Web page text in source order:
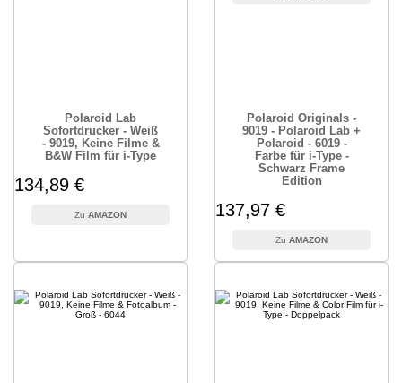
Polaroid Lab
Sofortdrucker - Weiß
- 9019, Keine Filme &
B&W Film für i-Type
134,89 €
AMAZON
Polaroid Originals -
9019 - Polaroid Lab +
Polaroid - 6019 -
Farbe für i-Type -
Schwarz Frame
Edition
137,97 €
AMAZON